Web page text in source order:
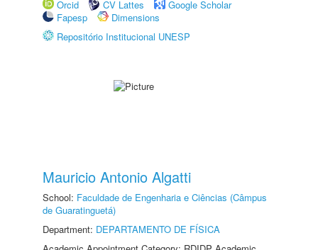
Orcid
CV Lattes
Google Scholar
Fapesp
Dimensions
Repositório Institucional UNESP
Mauricio Antonio Algatti
School: Faculdade de Engenharia e Ciências (Câmpus
de Guaratinguetá)
Department: DEPARTAMENTO DE FÍSICA